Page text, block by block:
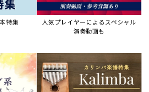
JAZZの楽譜特集
すべて見る